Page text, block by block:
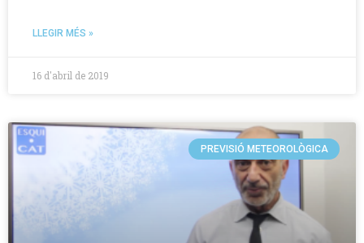
LLEGIR MÉS »
16 d'abril de 2019
PREVISIÓ METEOROLÒGICA